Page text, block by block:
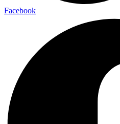
Facebook